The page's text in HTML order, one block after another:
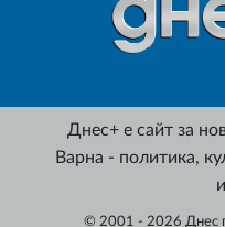
Днес+ е сайт за
Варна - политика,
© 2001 - 2026 Днес